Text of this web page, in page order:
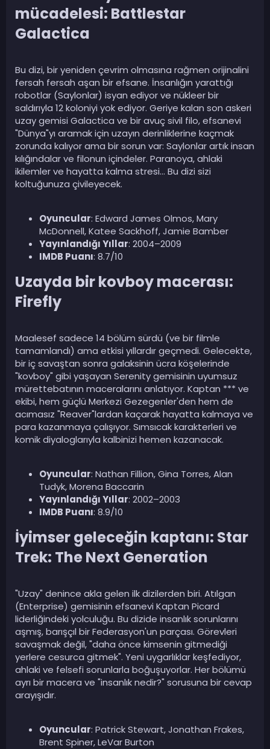
mücadelesi: Battlestar
Galactica​
Bu dizi, bir yeniden çevrim olmasına rağmen orijinalini
fersah fersah aşan bir efsane. İnsanlığın yarattığı
robotlar (Saylonlar) isyan ediyor ve nükleer bir
saldırıyla 12 koloniyi yok ediyor. Geriye kalan son askeri
uzay gemisi Galactica ve bir avuç sivil filo, efsanevi
"Dünya"yı aramak için uzayın derinliklerine kaçmak
zorunda kalıyor ama bir sorun var: Saylonlar artık insan
kılığındalar ve filonun içindeler. Paranoya, ahlaki
ikilemler ve hayatta kalma stresi... Bu dizi sizi
koltuğunuza çivileyecek.
Oyuncular: Edward James Olmos, Mary
McDonnell, Katee Sackhoff, Jamie Bamber
Yayınlandığı Yıllar: 2004–2009
IMDB Puanı: 8.7/10
Uzayda bir kovboy macerası:
Firefly​
Maalesef sadece 14 bölüm sürdü (ve bir filmle
tamamlandı) ama etkisi yıllardır geçmedi. Gelecekte,
bir iç savaştan sonra galaksinin ücra köşelerinde
"kovboy" gibi yaşayan Serenity gemisinin uyumsuz
mürettebatının maceralarını anlatıyor. Kaptan *** ve
ekibi, hem güçlü Merkezi Gezegenler'den hem de
acımasız "Reaver"lardan kaçarak hayatta kalmaya ve
para kazanmaya çalışıyor. Sımsıcak karakterleri ve
komik diyaloglarıyla kalbinizi hemen kazanacak.
Oyuncular: Nathan Fillion, Gina Torres, Alan
Tudyk, Morena Baccarin
Yayınlandığı Yıllar: 2002–2003
IMDB Puanı: 8.9/10
İyimser geleceğin kaptanı: Star
Trek: The Next Generation​
"Uzay" denince akla gelen ilk dizilerden biri. Atılgan
(Enterprise) gemisinin efsanevi Kaptan Picard
liderliğindeki yolculuğu. Bu dizide insanlık sorunlarını
aşmış, barışçıl bir Federasyon'un parçası. Görevleri
savaşmak değil, "daha önce kimsenin gitmediği
yerlere cesurca gitmek". Yeni uygarlıklar keşfediyor,
ahlaki ve felsefi sorunlarla boğuşuyorlar. Her bölümü
ayrı bir macera ve "insanlık nedir?" sorusuna bir cevap
arayışıdır.
Oyuncular: Patrick Stewart, Jonathan Frakes,
Brent Spiner, LeVar Burton